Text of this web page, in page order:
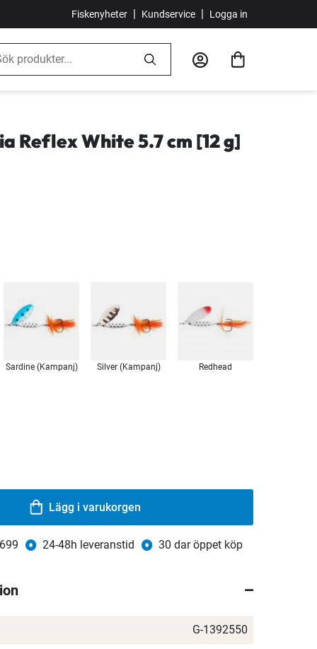
Fiskenyheter | Kundservice | Logga in
Reflex White 5.7 cm [12 g]
Sardine (Kampanj) Silver (Kampanj) Redhead
Lägg i varukorgen
24-48h leveranstid 30 dar öppet köp
G-1392550